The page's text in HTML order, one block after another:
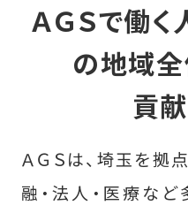
ＡＧＳで働く
会社情報
ＡＧＳで働
の地域
貢
ＡＧＳは、埼玉を拠
融・法人・医療な